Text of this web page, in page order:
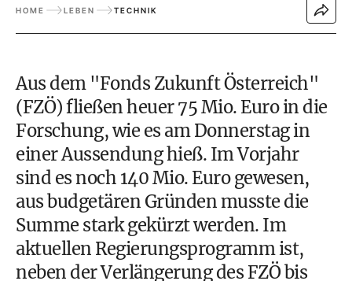
HOME LEBEN TECHNIK
Aus dem "Fonds Zukunft Österreich"
(FZÖ) fließen heuer 75 Mio. Euro in die
Forschung, wie es am Donnerstag in
einer Aussendung hieß. Im Vorjahr
sind es noch 140 Mio. Euro gewesen,
aus budgetären Gründen musste die
Summe stark gekürzt werden. Im
aktuellen Regierungsprogramm ist,
neben der Verlängerung des FZÖ bis